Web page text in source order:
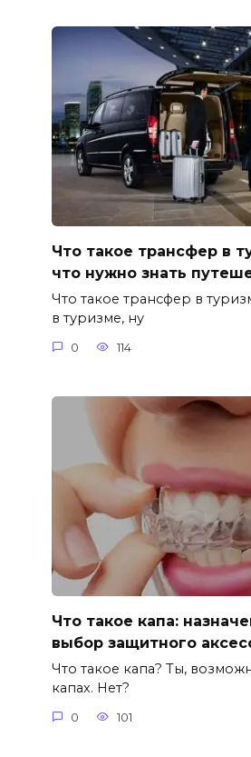
Что такое трансфер в
что нужно знать
Что такое трансфер в
в туризме, ну
0 114
Что такое капа:
выбор защитного
Что такое капа? Ты,
капах. Нет?
0 101